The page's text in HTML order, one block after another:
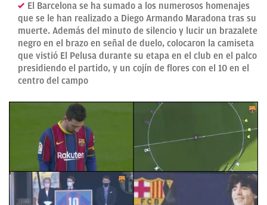
El Barcelona se ha sumado a los numerosos homenajes
que se le han realizado a Diego Armando Maradona tras su
muerte. Además del minuto de silencio y lucir un brazalete
negro en el brazo en señal de duelo, colocaron la camiseta
que vistió El Pelusa durante su etapa en el club en el palco
presidiendo el partido, y un cojín de flores con el 10 en el
centro del campo